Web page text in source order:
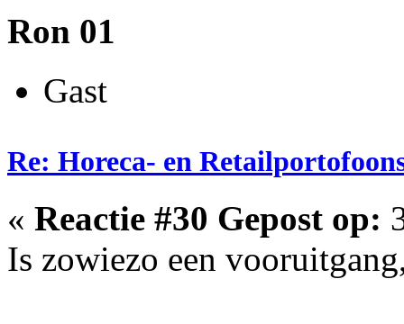
Ron 01
Gast
Re: Horeca- en
« Reactie #30 Gepost op:
Is zowiezo een